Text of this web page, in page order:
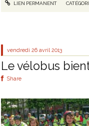
LIEN PERMANENT
vendredi 26 avril 2013
Le vélobus
Share